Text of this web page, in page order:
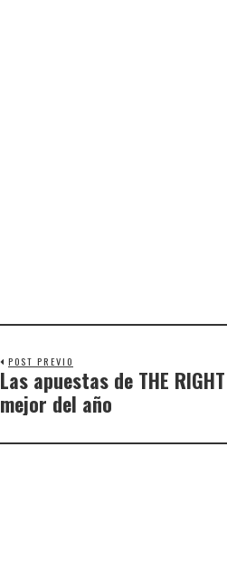
POST PREVIO
Las apuestas de THE
mejor del año